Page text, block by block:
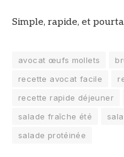
Simple, rapide, et
avocat œufs mollets
recette avocat facile
recette rapide déjeuner
salade fraîche été
salade protéinée